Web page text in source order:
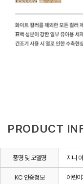
PRODUCT
품명 및 모델명 지니
KC 인증정보 어린